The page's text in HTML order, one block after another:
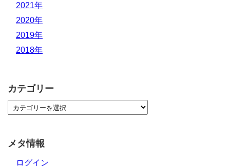
2021年
2020年
2019年
2018年
カテゴリー
メタ情報
ログイン